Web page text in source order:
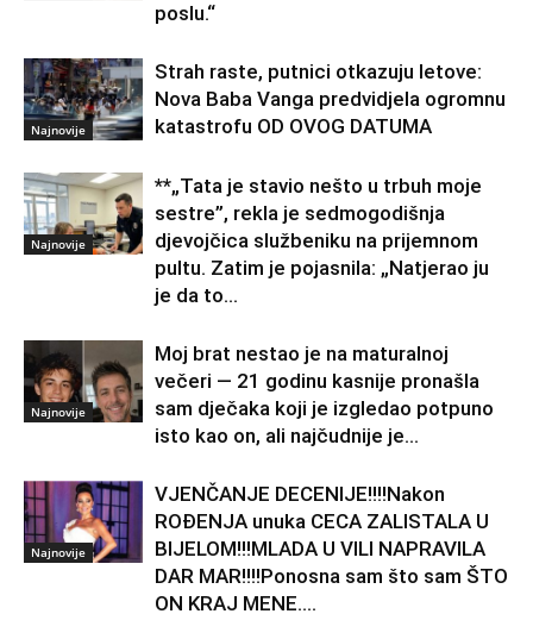
poslu.“
Najnovije
Strah raste, putnici otkazuju letove:
Nova Baba Vanga predvidjela ogromnu
katastrofu OD OVOG DATUMA
Najnovije
**„Tata je stavio nešto u trbuh moje
sestre”, rekla je sedmogodišnja
djevojčica službeniku na prijemnom
pultu. Zatim je pojasnila: „Natjerao ju
je da to...
Najnovije
Moj brat nestao je na maturalnoj
večeri — 21 godinu kasnije pronašla
sam dječaka koji je izgledao potpuno
isto kao on, ali najčudnije je...
Najnovije
VJENČANJE DECENIJE!!!!Nakon
ROĐENJA unuka CECA ZALISTALA U
BIJELOM!!!MLADA U VILI NAPRAVILA
DAR MAR!!!!Ponosna sam što sam ŠTO
ON KRAJ MENE….